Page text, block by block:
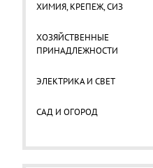
ХИМИЯ, КРЕПЕЖ, СИЗ
ХОЗЯЙСТВЕННЫЕ
ПРИНАДЛЕЖНОСТИ
ЭЛЕКТРИКА И СВЕТ
САД И ОГОРОД